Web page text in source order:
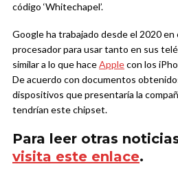
código ‘Whitechapel’.
Google ha trabajado desde el 2020 en
procesador para usar tanto en sus
similar a lo que haceApplecon los
De acuerdo con documentos
dispositivos que presentaría la
tendrían este chipset.
Para leer otras
visita este enlace.